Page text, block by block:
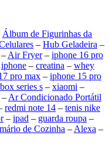
Álbum de Figurinhas da
– Hub Geladeira –
– Air Fryer– iphone 16 pro
iphone – creatina – whey
pro max – iphone 15 pro
series s – xiaomi –
– Ar Condicionado Portátil
redmi note 14 – tenis nike
– ipad – guarda roupa –
de Cozinha – Alexa –